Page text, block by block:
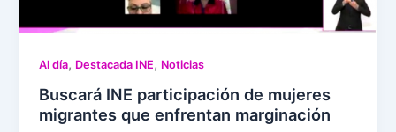
Al día, Destacada INE, Noticias
Buscará INE participación de mujeres
migrantes que enfrentan marginación